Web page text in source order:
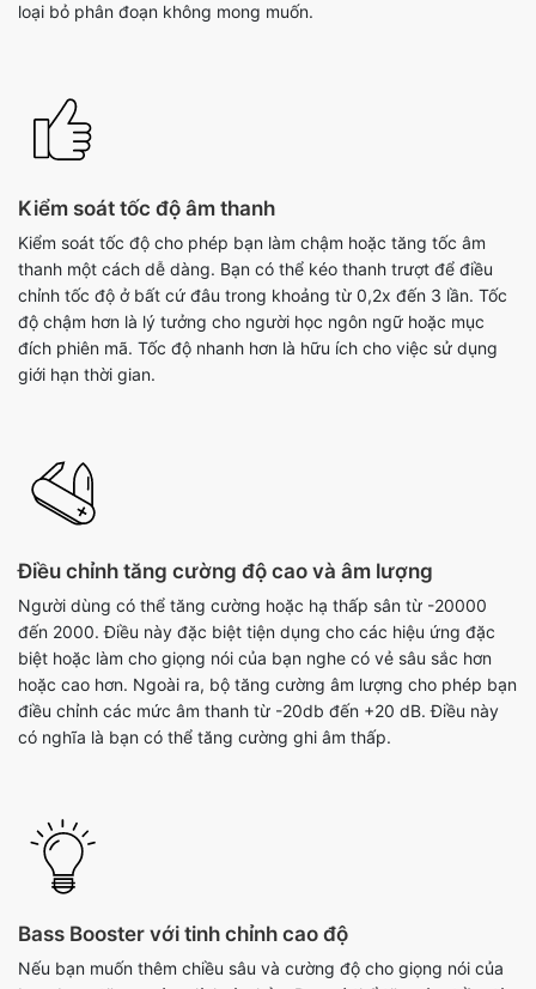
loại bỏ phân đoạn không mong muốn.
Kiểm soát tốc độ âm thanh
Kiểm soát tốc độ cho phép bạn làm chậm hoặc tăng tốc âm
thanh một cách dễ dàng. Bạn có thể kéo thanh trượt để điều
chỉnh tốc độ ở bất cứ đâu trong khoảng từ 0,2x đến 3 lần. Tốc
độ chậm hơn là lý tưởng cho người học ngôn ngữ hoặc mục
đích phiên mã. Tốc độ nhanh hơn là hữu ích cho việc sử dụng
giới hạn thời gian.
Điều chỉnh tăng cường độ cao và âm lượng
Người dùng có thể tăng cường hoặc hạ thấp sân từ -20000
đến 2000. Điều này đặc biệt tiện dụng cho các hiệu ứng đặc
biệt hoặc làm cho giọng nói của bạn nghe có vẻ sâu sắc hơn
hoặc cao hơn. Ngoài ra, bộ tăng cường âm lượng cho phép bạn
điều chỉnh các mức âm thanh từ -20db đến +20 dB. Điều này
có nghĩa là bạn có thể tăng cường ghi âm thấp.
Bass Booster với tinh chỉnh cao độ
Nếu bạn muốn thêm chiều sâu và cường độ cho giọng nói của